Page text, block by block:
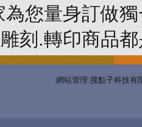
您量身訂做
刻.轉印商品
網站管理:搜點子科技有